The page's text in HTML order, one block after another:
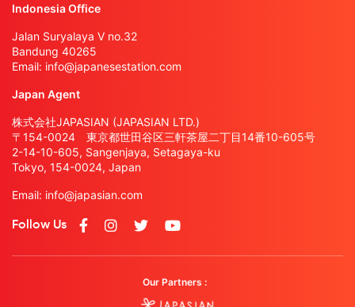
Indonesia Office
Jalan Suryalaya V no.32
Bandung 40265
Email: info@japanesestation.com
Japan Agent
株式会社JAPASIAN (JAPASIAN LTD.)
〒154-0024 東京都世田谷区三軒茶屋二丁目14番10-605号
2-14-10-605, Sangenjaya, Setagaya-ku
Tokyo, 154-0024, Japan
Email: info@japasian.com
Follow Us
Our Partners :